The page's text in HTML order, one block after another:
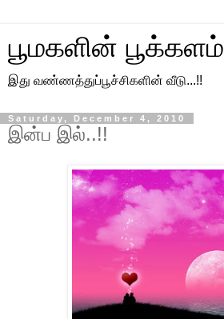
பூமகளின் பூக்களம்
இது வண்ணத்துப்பூச்சிகளின் வீடு...!!
Saturday, December 4, 2010
இன்ப இல்..!!